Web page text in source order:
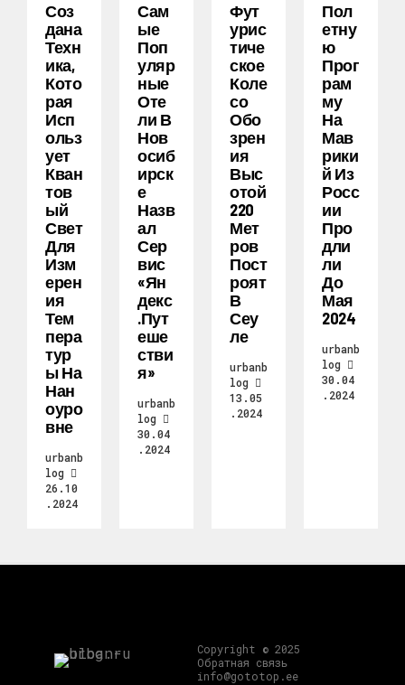
Соз
Дана
Техн
Ика,
Кото
Рая
Исп
Ольз
Ует
Кван
Тов
Ый
Свет
Для
Изм
Ерен
Ия
Тем
Пера
Тур
Ы На
Нан
Оуро
Вне
urbanb
log
26.10
.2024
Сам
Ые
Поп
Уляр
Ные
Оте
Ли В
Нов
Осиб
Ирск
Е
Назв
Ал
Сер
Вис
«Ян
Декс
.Пут
Еше
Стви
Я»
urbanb
log
30.04
.2024
Фут
Урис
Тиче
Ское
Коле
Со
Обо
Зрен
Ия
Выс
Отой
220
Мет
Ров
Пост
Роят
В
Сеу
Ле
urbanb
log
13.05
.2024
Пол
Етну
Ю
Прог
Рам
Му
На
Мав
Рики
Й Из
Росс
Ии
Про
Дли
Ли
До
Мая
2024
urbanb
log
30.04
.2024
Copyright © 2025
Обратная связь
info@gototop.ee